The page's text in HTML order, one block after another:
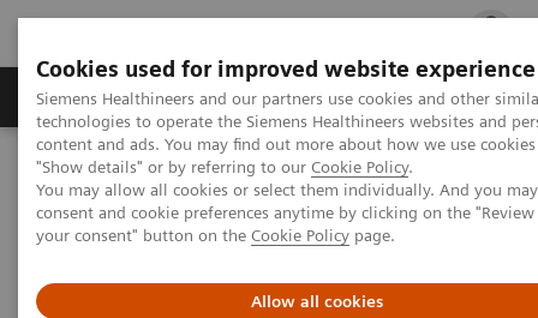
Cookies used for improved website experience
Siemens Healthineers and our partners use cookies and other
technologies to operate the Siemens Healthineers websites and
content and ads. You may find out more about how we use
"Show details" or by referring to our Cookie Policy.
You may allow all cookies or select them individually. And you
consent and cookie preferences anytime by clicking on the "Review
your consent" button on the Cookie Policy page.
Allow all cookies
지멘스 헬시니어스(주) 채용 주요 제품
지멘스 헬시니어스(주)
Medical Imaging
Magnetic Resonance Imaging
MRI기술
MRI 기술